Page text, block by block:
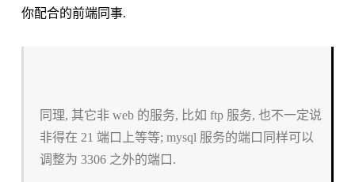
你配合的前端同事.
同理, 其它非 web 的服务, 比如 ftp 服务, 也不一定说
非得在 21 端口上等等; mysql 服务的端口同样可以
调整为 3306 之外的端口.